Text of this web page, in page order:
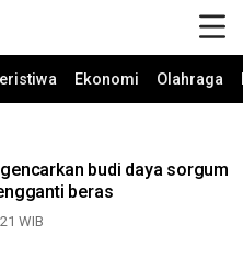
Ekonomi Olahraga
budi daya sorgum
beras
WIB